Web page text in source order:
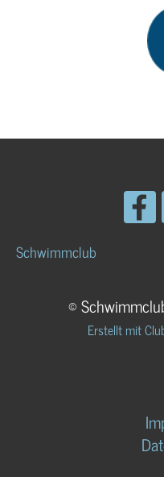
Schwimmclub
©
Erstellt mit